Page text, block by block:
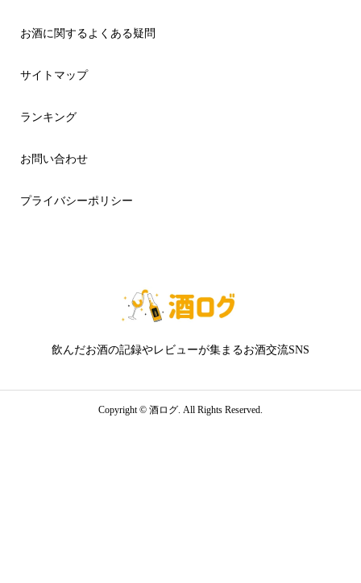
お酒に関するよくある疑問
サイトマップ
ランキング
お問い合わせ
プライバシーポリシー
飲んだお酒の記録やレビューが集まるお酒交流SNS
Copyright © 酒ログ. All Rights Reserved.